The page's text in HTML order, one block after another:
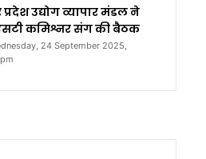
प्रदेश उद्योग व्यापार मंडल ने
कमिश्नर संग की बैठक
24 September 2025,